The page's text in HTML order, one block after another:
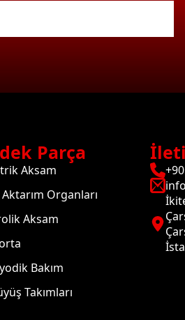
Parça
Aksam
Organları
Aksam
Bakım
Takımları